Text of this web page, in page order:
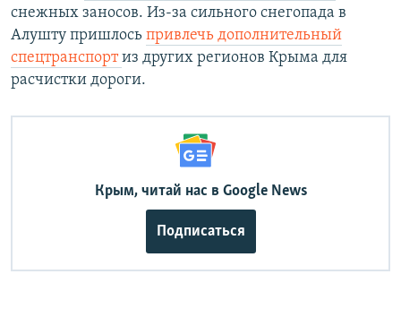
снежных заносов. Из-за сильного снегопада в
Алушту пришлось привлечь дополнительный
спецтранспортиз других регионов Крыма для
расчистки дороги.
Крым, читай нас в Google News
Подписаться